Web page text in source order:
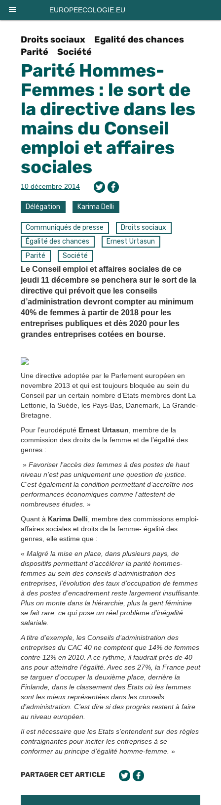
EUROPEECOLOGIE.EU
Droits sociaux
Egalité des chances
Parité
Société
Parité Hommes-
Femmes : le sort de
la directive dans les
mains du Conseil
emploi et affaires
sociales
10 décembre 2014
Délégation Karima Delli
Communiqués de presse
Droits sociaux
Égalité des chances
Ernest Urtasun
Parité
Société
Le Conseil emploi et affaires sociales de ce
jeudi 11 décembre se penchera sur le sort de la
directive qui prévoit que les conseils
d’administration devront compter au minimum
40% de femmes à partir de 2018 pour les
entreprises publiques et dès 2020 pour les
grandes entreprises cotées en bourse.
Une directive adoptée par le Parlement européen en
novembre 2013 et qui est toujours bloquée au sein du
Conseil par un certain nombre d’Etats membres dont La
Lettonie, la Suède, les Pays-Bas, Danemark, La Grande-
Bretagne.
Pour l’eurodéputé Ernest Urtasun , membre de la
commission des droits de la femme et de l’égalité des
genres :
» Favoriser l’accès des femmes à des postes de haut
niveau n’est pas uniquement une question de justice.
C’est également la condition permettant d’accroître nos
performances économiques comme l’attestent de
nombreuses études. »
Quant à Karima Delli , membre des commissions emploi-
affaires sociales et droits de la femme- égalité des
genres, elle estime que :
« Malgré la mise en place, dans plusieurs pays, de
dispositifs permettant d’accélérer la parité hommes-
femmes au sein des conseils d’administration des
entreprises, l’évolution des taux d’occupation de femmes
à des postes d’encadrement reste largement insuffisante.
Plus on monte dans la hiérarchie, plus la gent féminine
se fait rare, ce qui pose un réel problème d’inégalité
salariale.
A titre d’exemple, les Conseils d’administration des
entreprises du CAC 40 ne comptent que 14% de femmes
contre 12% en 2010. A ce rythme, il faudrait près de 40
ans pour atteindre l’égalité. Avec ses 27%, la France peut
se targuer d’occuper la deuxième place, derrière la
Finlande, dans le classement des Etats où les femmes
sont les mieux représentées dans les conseils
d’administration. C’est dire si des progrès restent à faire
au niveau européen.
Il est nécessaire que les Etats s’entendent sur des règles
contraignantes pour inciter les entreprises à se
conformer au principe d’égalité homme-femme. »
PARTAGER CET ARTICLE